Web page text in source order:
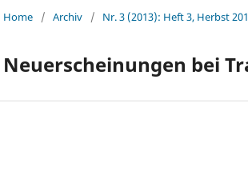
Home / Archiv / Nr. 3 (2013): Heft 3, Herbst
Neuerscheinungen bei